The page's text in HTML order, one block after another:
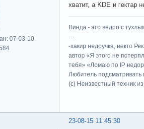
07-03-10
хватит, а KDE и гектар
Винда - это ведро с
---
-хакир недоучка, некто
автор «Я этого не
тебя» «Ломаю по IP
Любитель подсматривать
(c) Неизвестный техник
23-08-15 11:45:30